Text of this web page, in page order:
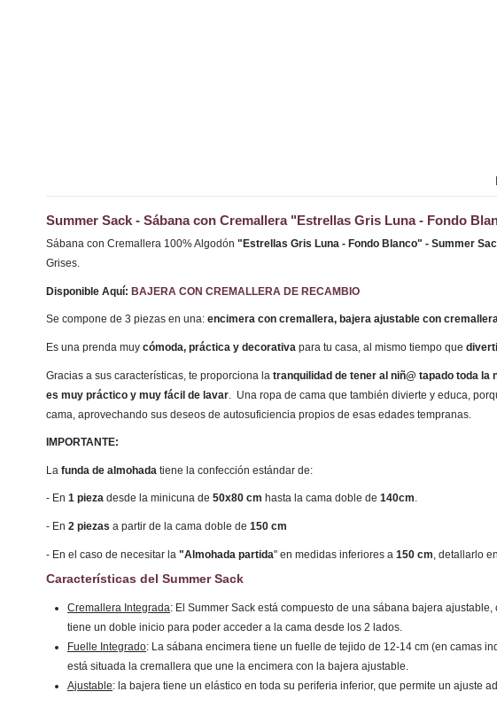
Summer Sack - Sábana con Cremallera "Estrellas Gris Luna - Fondo
Sábana con Cremallera 100% Algodón "Estrellas Gris Luna - Fondo Blanco" - Summer
Grises.
Disponible Aquí: BAJERA CON CREMALLERA DE RECAMBIO
Se compone de 3 piezas en una: encimera con cremallera, bajera ajustable con
Es una prenda muy cómoda, práctica y decorativa para tu casa, al mismo tiempo que
Gracias a sus características, te proporciona la tranquilidad de tener al niñ@ tapado toda la
es muy práctico y muy fácil de lavar . Una ropa de cama que también divierte y educa,
cama, aprovechando sus deseos de autosuficiencia propios de esas edades tempranas.
IMPORTANTE:
La funda de almohada tiene la confección estándar de:
- En 1 pieza desde la minicuna de 50x80 cm hasta la cama doble de 140cm.
- En 2 piezas a partir de la cama doble de 150 cm
- En el caso de necesitar la "Almohada partida" en medidas inferiores a 150 cm , detallarlo
Características del Summer Sack
Cremallera Integrada: El Summer Sack está compuesto de una sábana bajera
tiene un doble inicio para poder acceder a la cama desde los 2 lados.
Fuelle Integrado: La sábana encimera tiene un fuelle de tejido de 12-14 cm (en camas
está situada la cremallera que une la encimera con la bajera ajustable.
Ajustable: la bajera tiene un elástico en toda su periferia inferior, que permite un ajuste